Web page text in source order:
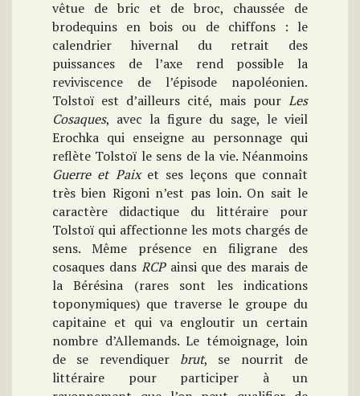
vêtue de bric et de broc, chaussée de
brodequins en bois ou de chiffons : le
calendrier hivernal du retrait des
puissances de l’axe rend possible la
reviviscence de l’épisode napoléonien.
Tolstoï est d’ailleurs cité, mais pour Les
Cosaques, avec la figure du sage, le vieil
Erochka qui enseigne au personnage qui
reflète Tolstoï le sens de la vie. Néanmoins
Guerre et Paixet ses leçons que connaît
très bien Rigoni n’est pas loin. On sait le
caractère didactique du littéraire pour
Tolstoï qui affectionne les mots chargés de
sens. Même présence en filigrane des
cosaques dans RCPainsi que des marais de
la Bérésina (rares sont les indications
toponymiques) que traverse le groupe du
capitaine et qui va engloutir un certain
nombre d’Allemands. Le témoignage, loin
de se revendiquer brut, se nourrit de
littéraire pour participer à un